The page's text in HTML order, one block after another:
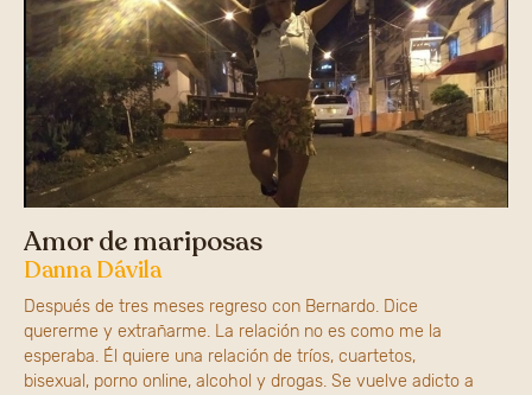
Amor de mariposas
Danna Dávila
Después de tres meses regreso con Bernardo. Dice
quererme y extrañarme. La relación no es como me la
esperaba. Él quiere una relación de tríos, cuartetos,
bisexual, porno online, alcohol y drogas. Se vuelve adicto a